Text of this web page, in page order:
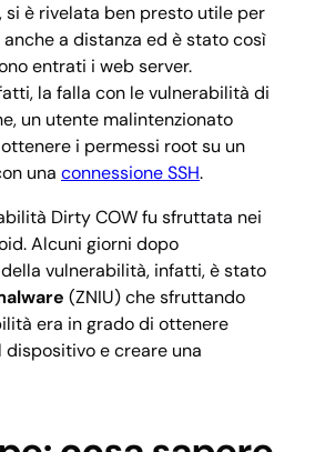
si è rivelata ben presto utile per
a distanza ed è stato così
entrati i web server.
la falla con le vulnerabilità di
un utente malintenzionato
i permessi root su un
una connessione SSH.
Dirty COW fu sfruttata nei
Alcuni giorni dopo
vulnerabilità, infatti, è stato
(ZNIU) che sfruttando
era in grado di ottenere
dispositivo e creare una